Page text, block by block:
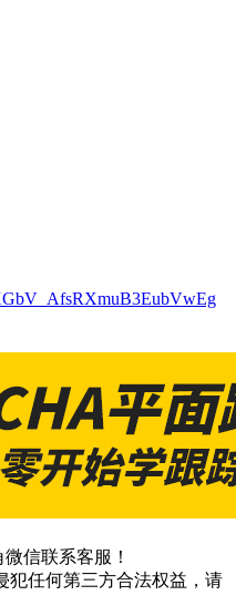
信联系客服！
犯任何第三方合法权益，请